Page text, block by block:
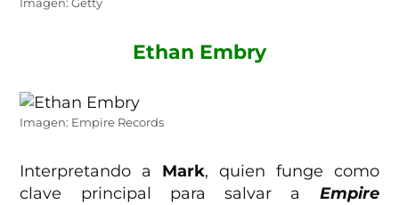
Imagen: Getty
Ethan Embry
Imagen: Empire Records
Interpretando a Mark, quien funge como
clave principal para salvar a Empire